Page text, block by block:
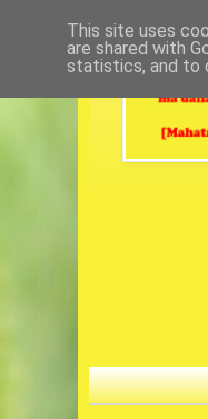
This site uses
are shared with
statistics, and to